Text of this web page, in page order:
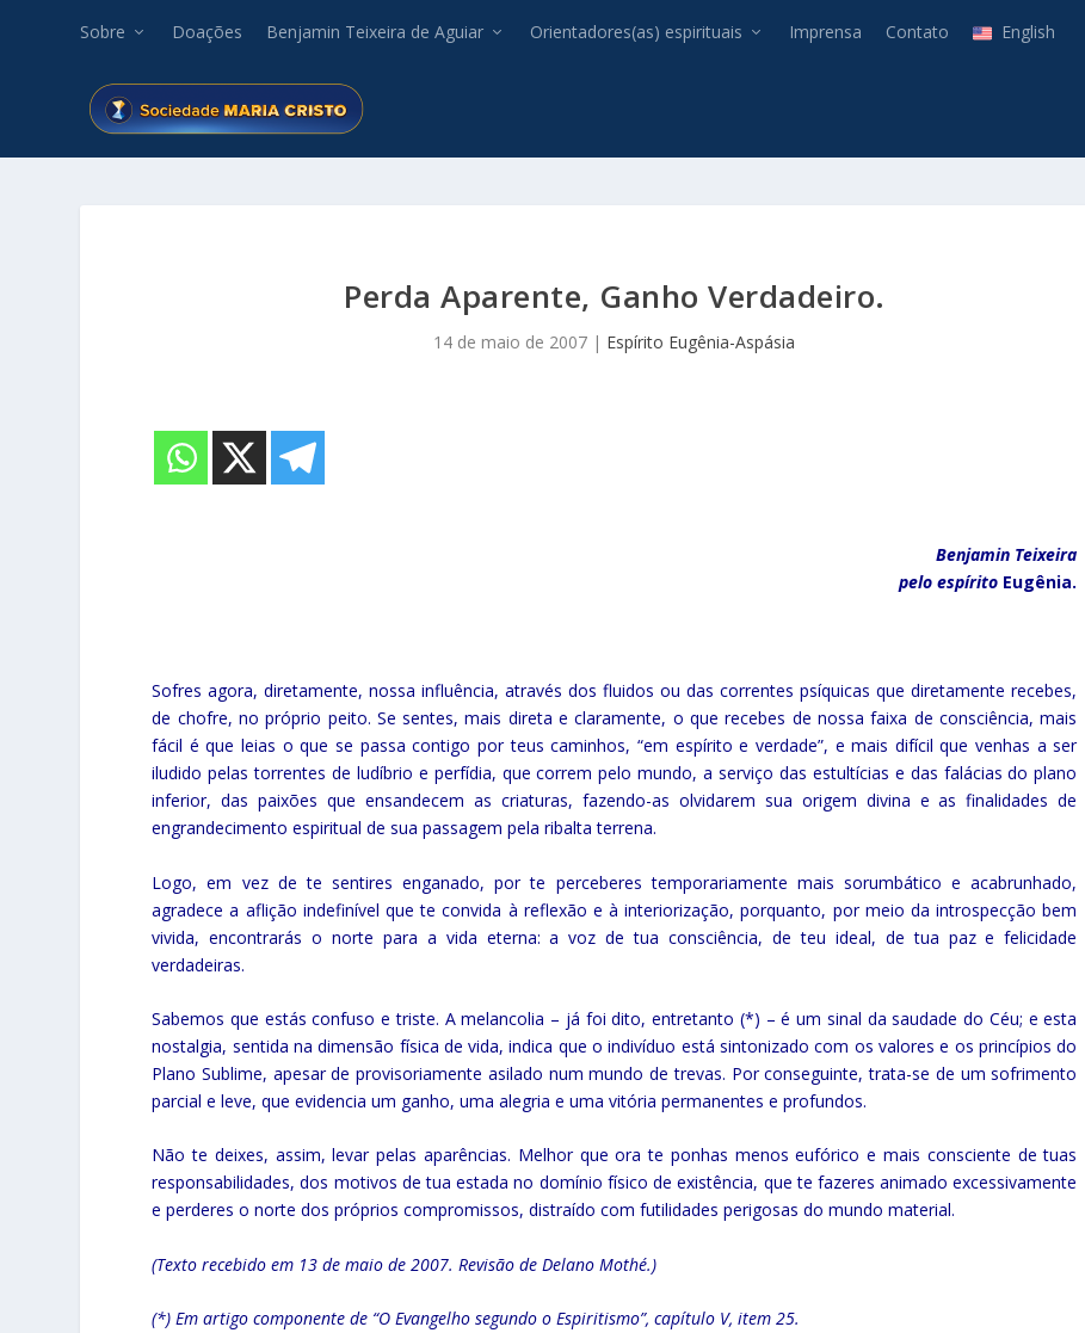
Sobre Doações Benjamin Teixeira de Aguiar Orientadores(as) espirituais Imprensa Contato English
Perda Aparente, Ganho Verdadeiro.
14 de maio de 2007 | Espírito Eugênia-Aspásia
Benjamin Teixeira
pelo espírito Eugênia.
Sofres agora, diretamente, nossa influência, através dos fluidos ou das correntes psíquicas que diretamente recebes,
de chofre, no próprio peito. Se sentes, mais direta e claramente, o que recebes de nossa faixa de consciência, mais
fácil é que leias o que se passa contigo por teus caminhos, “em espírito e verdade”, e mais difícil que venhas a ser
iludido pelas torrentes de ludíbrio e perfídia, que correm pelo mundo, a serviço das estultícias e das falácias do plano
inferior, das paixões que ensandecem as criaturas, fazendo-as olvidarem sua origem divina e as finalidades de
engrandecimento espiritual de sua passagem pela ribalta terrena.
Logo, em vez de te sentires enganado, por te perceberes temporariamente mais sorumbático e acabrunhado,
agradece a aflição indefinível que te convida à reflexão e à interiorização, porquanto, por meio da introspecção bem
vivida, encontrarás o norte para a vida eterna: a voz de tua consciência, de teu ideal, de tua paz e felicidade
verdadeiras.
Sabemos que estás confuso e triste. A melancolia – já foi dito, entretanto (*) – é um sinal da saudade do Céu; e esta
nostalgia, sentida na dimensão física de vida, indica que o indivíduo está sintonizado com os valores e os princípios do
Plano Sublime, apesar de provisoriamente asilado num mundo de trevas. Por conseguinte, trata-se de um sofrimento
parcial e leve, que evidencia um ganho, uma alegria e uma vitória permanentes e profundos.
Não te deixes, assim, levar pelas aparências. Melhor que ora te ponhas menos eufórico e mais consciente de tuas
responsabilidades, dos motivos de tua estada no domínio físico de existência, que te fazeres animado excessivamente
e perderes o norte dos próprios compromissos, distraído com futilidades perigosas do mundo material.
(Texto recebido em 13 de maio de 2007. Revisão de Delano Mothé.)
(*) Em artigo componente de “O Evangelho segundo o Espiritismo”, capítulo V, item 25.